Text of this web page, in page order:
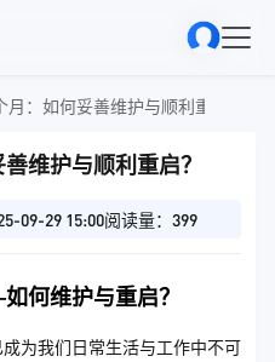
月：如何妥善维护与顺利重启？
维护与顺利重启？
09-29 15:00阅读量：399
何维护与重启？
为我们日常生活与工作中不可